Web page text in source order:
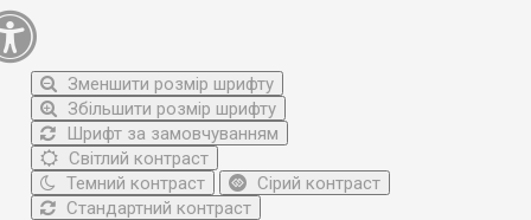
Зменшити розмір шрифту
Збільшити розмір шрифту
Шрифт за замовчуванням
Світлий контраст
Темний контраст
Сірий контраст
Стандартний контраст